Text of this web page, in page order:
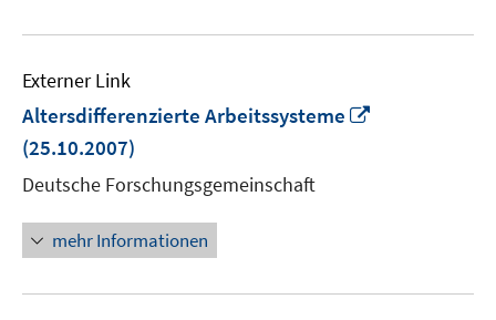
Externer Link
Altersdifferenzierte Arbeitssysteme
(25.10.2007)
Deutsche Forschungsgemeinschaft
mehr Informationen